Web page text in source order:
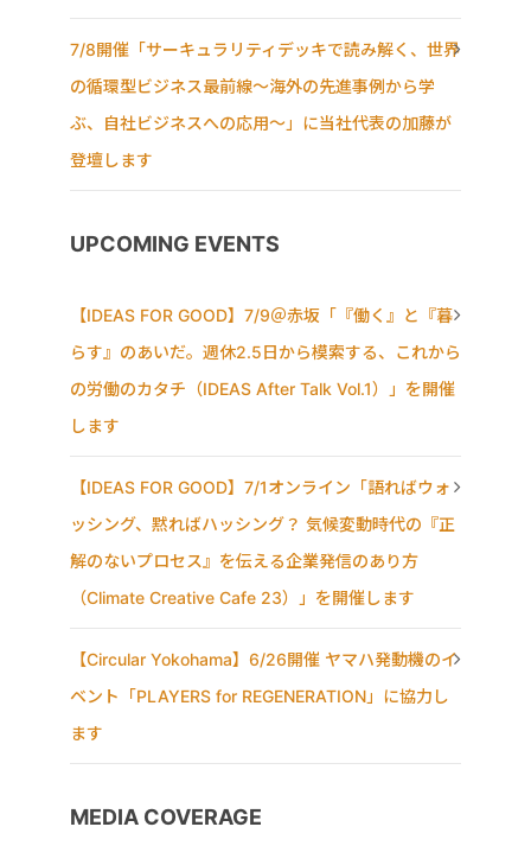
7/8開催「サーキュラリティデッキで読み解く、世界
の循環型ビジネス最前線〜海外の先進事例から学
ぶ、自社ビジネスへの応用〜」に当社代表の加藤が
登壇します
UPCOMING EVENTS
【IDEAS FOR GOOD】7/9＠赤坂「『働く』と『暮
らす』のあいだ。週休2.5日から模索する、これから
の労働のカタチ（IDEAS After Talk Vol.1）」を開催
します
【IDEAS FOR GOOD】7/1オンライン「語ればウォ
ッシング、黙ればハッシング？ 気候変動時代の『正
解のないプロセス』を伝える企業発信のあり方
（Climate Creative Cafe 23）」を開催します
【Circular Yokohama】6/26開催 ヤマハ発動機のイ
ベント「PLAYERS for REGENERATION」に協力し
ます
MEDIA COVERAGE